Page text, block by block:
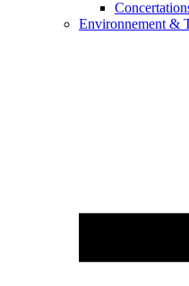
Environnement &